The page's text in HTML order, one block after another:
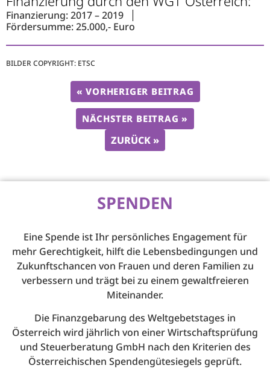
Finanzierung: 2017 – 2019
Fördersumme: 25.000,- Euro
BILDER COPYRIGHT: ETSC
ZURÜCK »
« VORHERIGER BEITRAG
NÄCHSTER BEITRAG »
SPENDEN
Eine Spende ist Ihr persönliches Engagement für
mehr Gerechtigkeit, hilft die Lebensbedingungen und
Zukunftschancen von Frauen und deren Familien zu
verbessern und trägt bei zu einem gewaltfreieren
Miteinander.
Die Finanzgebarung des Weltgebetstages in
Österreich wird jährlich von einer Wirtschaftsprüfung
und Steuerberatung GmbH nach den Kriterien des
Österreichischen Spendengütesiegels geprüft.